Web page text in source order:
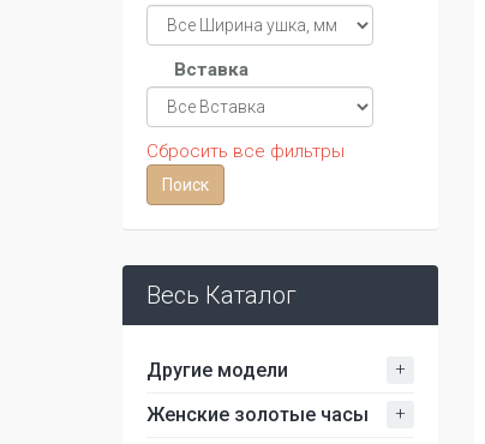
Вставка
Сбросить все фильтры
Весь Каталог
Другие модели +
Женские золотые часы +